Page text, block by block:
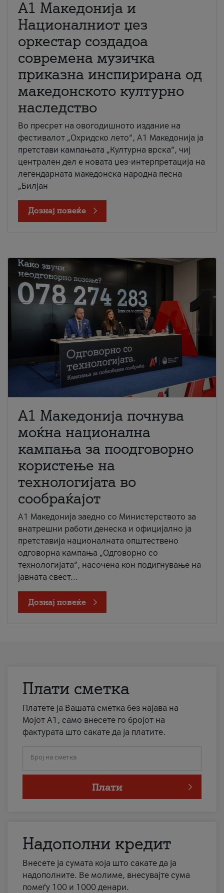
А1 Македонија и
Националниот џез
оркестар создадоа
современа музичка
приказна инспирирана од
македонското културно
наследство
Во пресрет на овогодишното издание на
фестивалот „Охридско лето“, А1 Македонија ја
претстави кампањата „Културна врска“, чиј
централен дел е новата џез-интерпретација на
легендарната македонска народна песна
„Билјан
Дознај повеќе
A1 Македонија почнува
моќна национална
кампања за поодговорно
користење на
технологијата во
сообраќајот
A1 Македонија заедно со Министерството за
внатрешни работи денеска и официјално ја
претставија националната општествено
одговорна кампања „Одговорно со
технологијата“, насочена кон подигнување на
јавната свест...
Дознај повеќе
Плати сметка
Платете ја Вашата сметка без најава на
Мојот А1, само внесете го бројот на
фактурата што сакате да ја платите.
Број на сметка
Плати
Надополни кредит
Внесете ја сумата која што сакате да ја
надополните. Ве молиме, внесувајте сума
помеѓу 100 и 1000 денари.